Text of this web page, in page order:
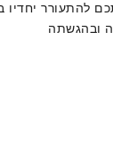
להתעורר יחדיו
ובהגשתה